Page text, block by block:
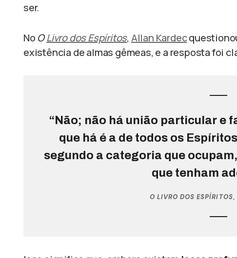
ser.
No OLivro dos Espíritos, Allan Kardec
existência de almas gêmeas, e a resposta foi
“Não; não há união particular e
que há é a de todos os
segundo a categoria que
que tenham
O LIVRO DOS ESPÍRITOS,